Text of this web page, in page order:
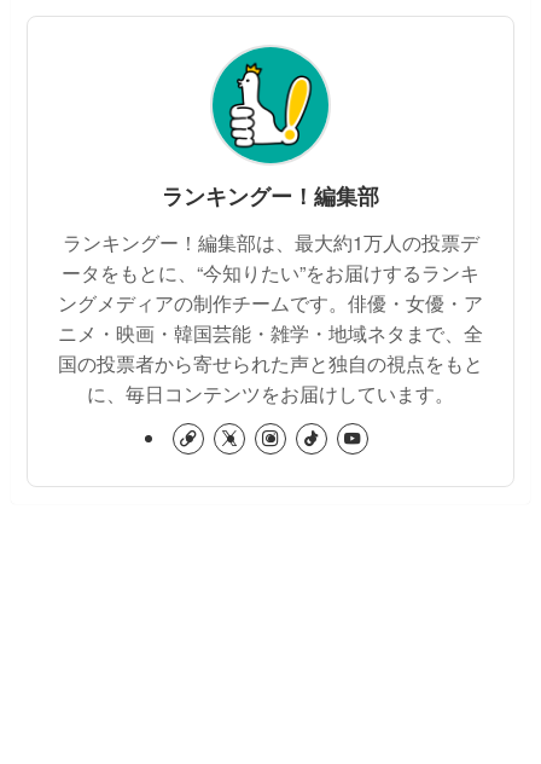
ランキングー！編集部
ランキングー！編集部は、最大約1万人の投票デ
ータをもとに、“今知りたい”をお届けするランキ
ングメディアの制作チームです。俳優・女優・ア
ニメ・映画・韓国芸能・雑学・地域ネタまで、全
国の投票者から寄せられた声と独自の視点をもと
に、毎日コンテンツをお届けしています。